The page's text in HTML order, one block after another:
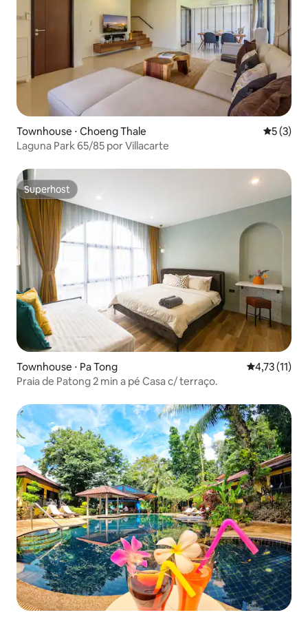
Townhouse ⋅ Choeng Thale 5 de
5 (3)
Laguna Park 65/85 por Villacarte
Superhost
Superhost
Townhouse ⋅ Pa Tong 4,73 de uma
4,73 (11)
Praia de Patong 2 min a pé Casa c/ terraço.